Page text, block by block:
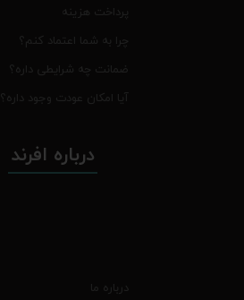
پرداخت هزینه
چرا به شما اعتماد کنم؟
ضمانت چه شرایطی داره؟
آیا امکان عودت وجود داره؟
درباره افرند
درباره ما